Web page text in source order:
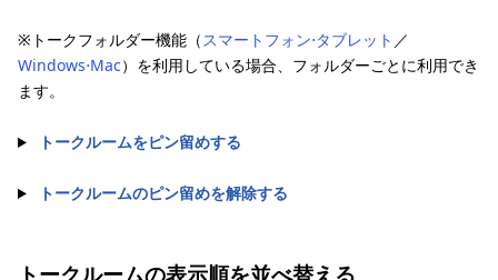
※トークフォルダー機能（スマートフォン⋅タブレット ／
Windows⋅Mac）を利用している場合、フォルダーごとに利用でき
ます。
トークルームをピン留めする
トークルームのピン留めを解除する
トークルームの表示順を並べ替える